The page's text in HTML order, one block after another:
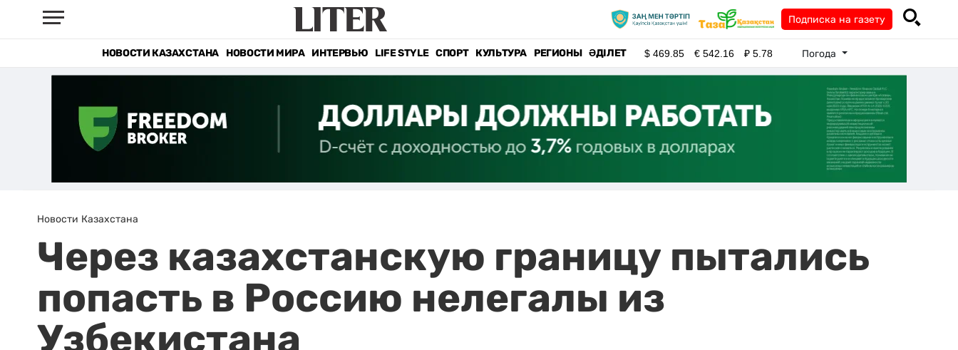
Подписка на газету
НОВОСТИ КАЗАХСТАНА НОВОСТИ МИРА ИНТЕРВЬЮ LIFE STYLE СПОРТ КУЛЬТУРА РЕГИОНЫ ӘДІЛЕТ $469.85 €542.16 ₽5.78 Погода
Новости Казахстана
Через казахстанскую границу пытались
попасть в Россию нелегалы из
Узбекистана